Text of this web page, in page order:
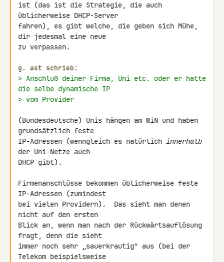
ist (das ist die Strategie, die auch
üblicherweise DHCP-Server
fahren), es gibt welche, die geben sich Mühe,
dir jedesmal eine neue
zu verpassen.
g. ast schrieb:
> Anschluß deiner Firma, Uni etc. oder er hatte
die selbe dynamische IP
> vom Provider
(Bundesdeutsche) Unis hängen am WiN und haben
grundsätzlich feste
IP-Adressen (wenngleich es natürlich innerhalb
der Uni-Netze auch
DHCP gibt).
Firmenanschlüsse bekommen üblicherweise feste
IP-Adressen (zumindest
bei vielen Providern).  Das sieht man denen
nicht auf den ersten
Blick an, wenn man nach der Rückwärtsauflösung
fragt, denn die sieht
immer noch sehr „sauerkrautig“ aus (bei der
Telekom beispielsweise